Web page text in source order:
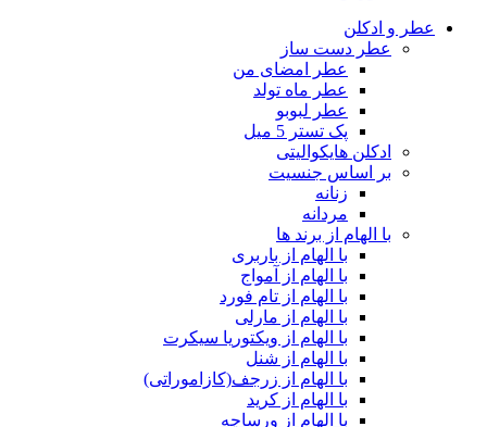
عطر و ادکلن
عطر دست ساز
عطر امضای من
عطر ماه تولد
عطر لبوبو
پک تستر 5 میل
ادکلن هایکوالیتی
بر اساس جنسیت
زنانه
مردانه
با الهام از برند ها
با الهام از باربری
با الهام از آمواج
با الهام از تام فورد
با الهام از مارلی
با الهام از ویکتوریا سیکرت
با الهام از شنل
با الهام از زرجف(کازاموراتی)
با الهام از کرید
با الهام از ورساچه